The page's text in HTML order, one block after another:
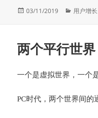
发
03/11/2019
分
用户增长
两个平行世界
一个是虚拟世界，一个
PC时代，两个世界间的